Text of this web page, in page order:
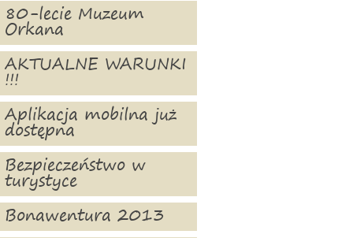
80-lecie Muzeum
Orkana
AKTUALNE WARUNKI
!!!
Aplikacja mobilna już
dostępna
Bezpieczeństwo w
turystyce
Bonawentura 2013